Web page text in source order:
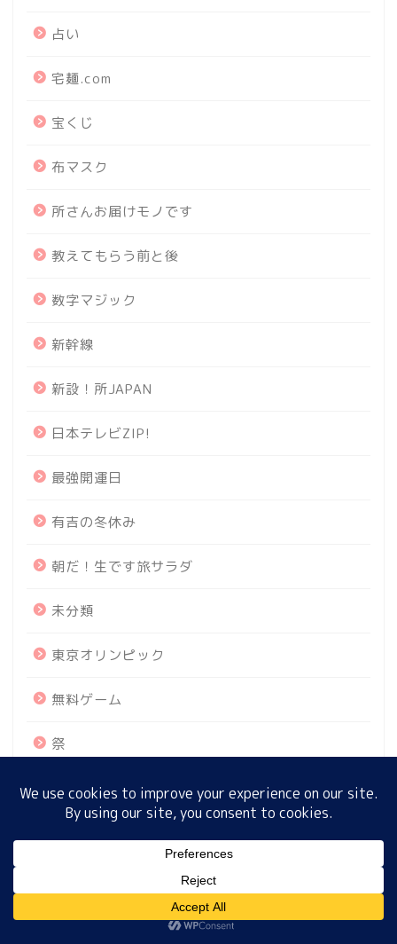
占い
宅麺.com
宝くじ
布マスク
所さんお届けモノです
教えてもらう前と後
数字マジック
新幹線
新設！所JAPAN
日本テレビZIP!
最強開運日
有吉の冬休み
朝だ！生です旅サラダ
未分類
東京オリンピック
無料ゲーム
祭
紅葉
財布 プロフィール サイトマップ